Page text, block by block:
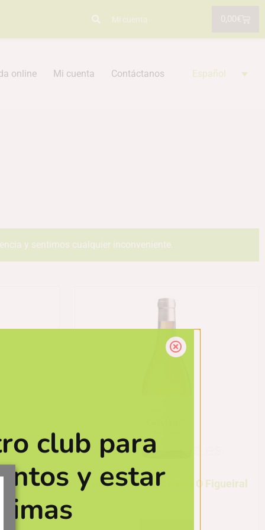
Mi cuenta
online Mi cuenta Contáctanos Español
y sentimos cualquier inconveniente.
Coto de Gomariz Finca O Figueiral
club para
y estar